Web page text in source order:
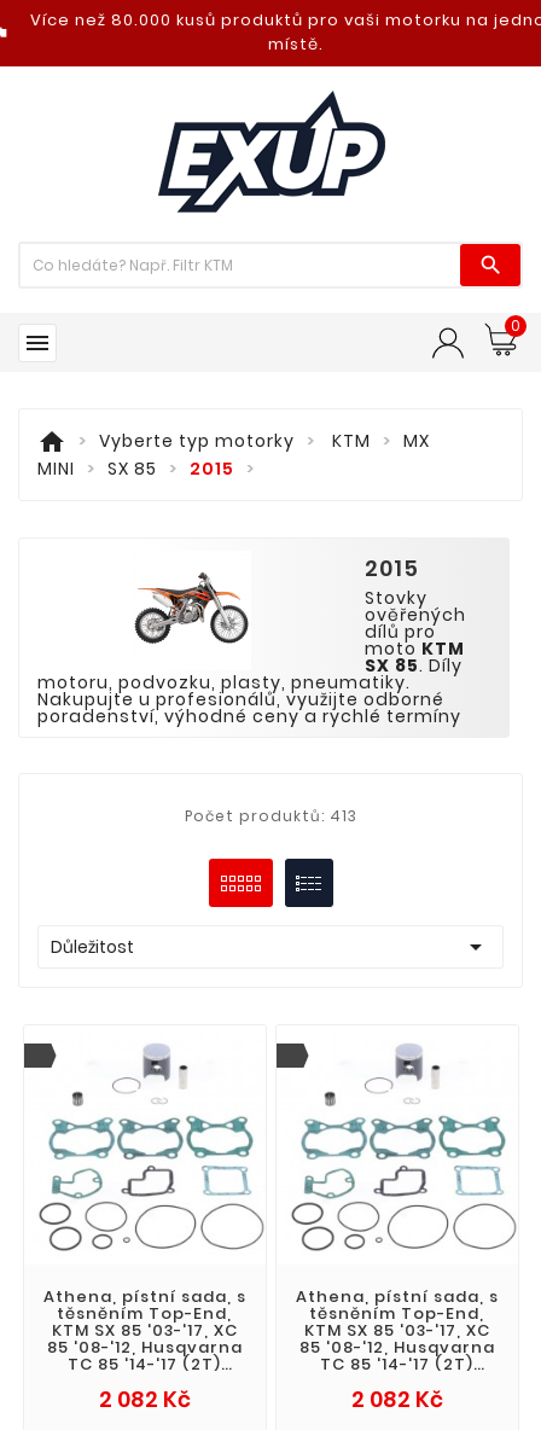
Více než 80.000 kusů produktů pro vaši motorku na
místě.


0
home Vyberte typ motorky KTM
MX
MINI
SX 85 2015
2015
Stovky
ověřených
dílů pro
moto KTM
SX 85. Díly
motoru, podvozku, plasty, pneumatiky.
Nakupujte u profesionálů, využijte odborné
poradenství, výhodné ceny a rychlé termíny
Počet produktů: 413
Důležitost 
Athena, pístní sada, s
těsněním Top-End,
KTM SX 85 '03-'17, XC
85 '08-'12, Husqvarna
TC 85 '14-'17 (2T)
46,97mm)
2 082 KčCena
Athena, pístní sada, s
těsněním Top-End,
KTM SX 85 '03-'17, XC
85 '08-'12, Husqvarna
TC 85 '14-'17 (2T)
46,96mm)
2 082 KčCena